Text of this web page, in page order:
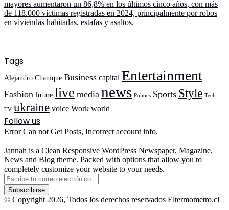
Tags
Alejandro Chanique Business capital Entertainment
Fashion future live media news Politics Sports Style Tech
TV ukraine voice Work world
Follow us
Error Can not Get Posts, Incorrect account info.
Jannah is a Clean Responsive WordPress Newspaper, Magazine,
News and Blog theme. Packed with options that allow you to
completely customize your website to your needs.
Escribe
tu
correo
electrónico
© Copyright 2026, Todos los derechos reservados Eltermometro.cl